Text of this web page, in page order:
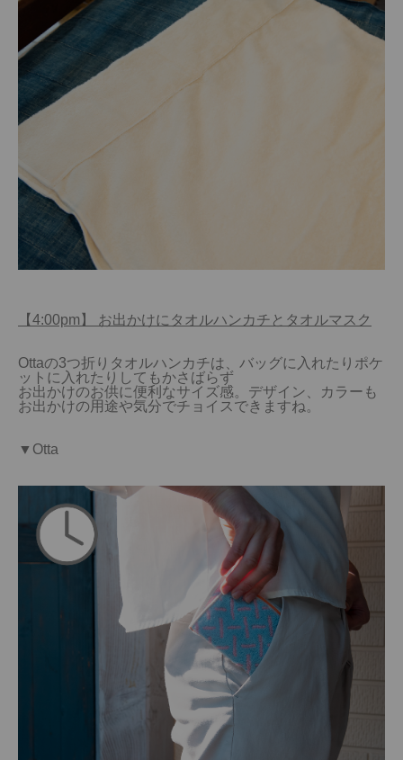
【4:00pm】 お出かけにタオルハンカチとタオルマスク
Ottaの3つ折りタオルハンカチは、バッグに入れたりポケ
ットに入れたりしてもかさばらず
お出かけのお供に便利なサイズ感。デザイン、カラーも
お出かけの用途や気分でチョイスできますね。
▼Otta